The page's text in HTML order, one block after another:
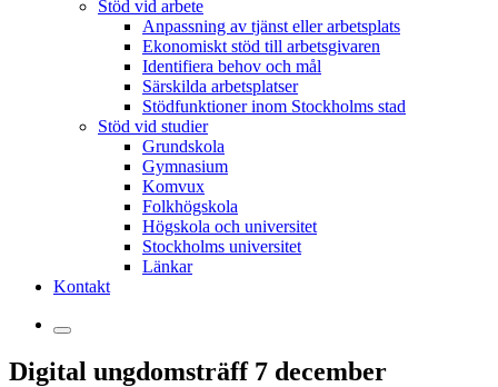
Stöd vid arbete
Anpassning av tjänst eller arbetsplats
Ekonomiskt stöd till arbetsgivaren
Identifiera behov och mål
Särskilda arbetsplatser
Stödfunktioner inom Stockholms stad
Stöd vid studier
Grundskola
Gymnasium
Komvux
Folkhögskola
Högskola och universitet
Stockholms universitet
Länkar
Kontakt
Digital ungdomsträff 7 december